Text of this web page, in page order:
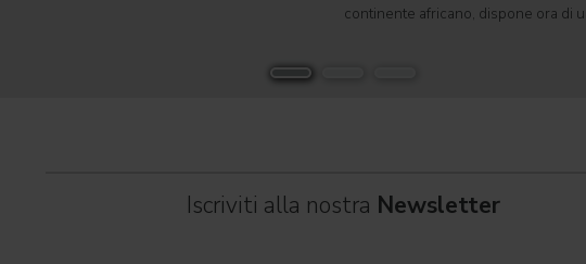
continente africano, dispone ora di
Iscriviti alla nostra Newsletter